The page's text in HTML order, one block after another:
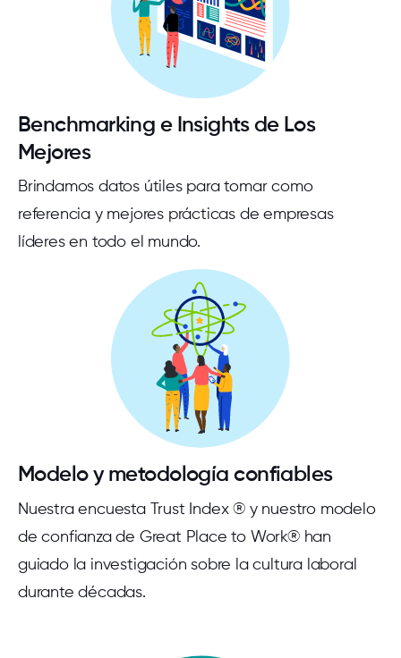
Benchmarking e Insights de Los
Mejores
Brindamos datos útiles para tomar como
referencia y mejores prácticas de empresas
líderes en todo el mundo.
Modelo y metodología confiables
Nuestra encuesta Trust Index ® y nuestro modelo
de confianza de Great Place to Work® han
guiado la investigación sobre la cultura laboral
durante décadas.